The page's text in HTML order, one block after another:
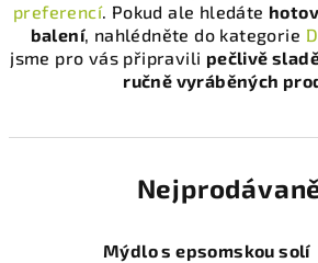
preferencí. Pokud ale hledáte
balení, nahlédněte do kategorie
jsme pro vás připravili pečlivě
ručně vyráběných
Mýdlo s epsomskou solí